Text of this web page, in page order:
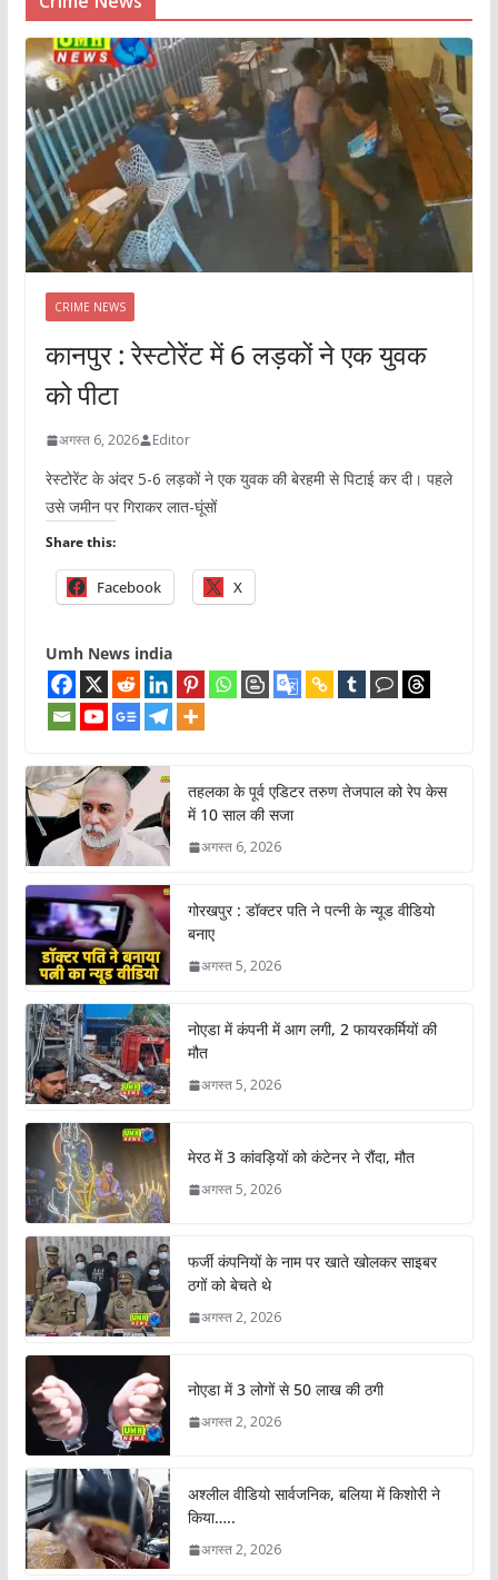
CRIME NEWS
कानपुर : रेस्टोरेंट में 6 लड़कों ने एक युवक
को पीटा
अगस्त 6, 2026 Editor
रेस्टोरेंट के अंदर 5-6 लड़कों ने एक युवक की बेरहमी से पिटाई कर दी। पहले
उसे जमीन पर गिराकर लात-घूंसों
Share this:
Facebook X
Umh News india
तहलका के पूर्व एडिटर तरुण तेजपाल को रेप केस
में 10 साल की सजा
अगस्त 6, 2026
गोरखपुर : डॉक्टर पति ने पत्नी के न्यूड वीडियो
बनाए
अगस्त 5, 2026
नोएडा में कंपनी में आग लगी, 2 फायरकर्मियों की
मौत
अगस्त 5, 2026
मेरठ में 3 कांवड़ियों को कंटेनर ने रौंदा, मौत
अगस्त 5, 2026
फर्जी कंपनियों के नाम पर खाते खोलकर साइबर
ठगों को बेचते थे
अगस्त 2, 2026
नोएडा में 3 लोगों से 50 लाख की ठगी
अगस्त 2, 2026
अश्लील वीडियो सार्वजनिक, बलिया में किशोरी ने
किया…..
अगस्त 2, 2026